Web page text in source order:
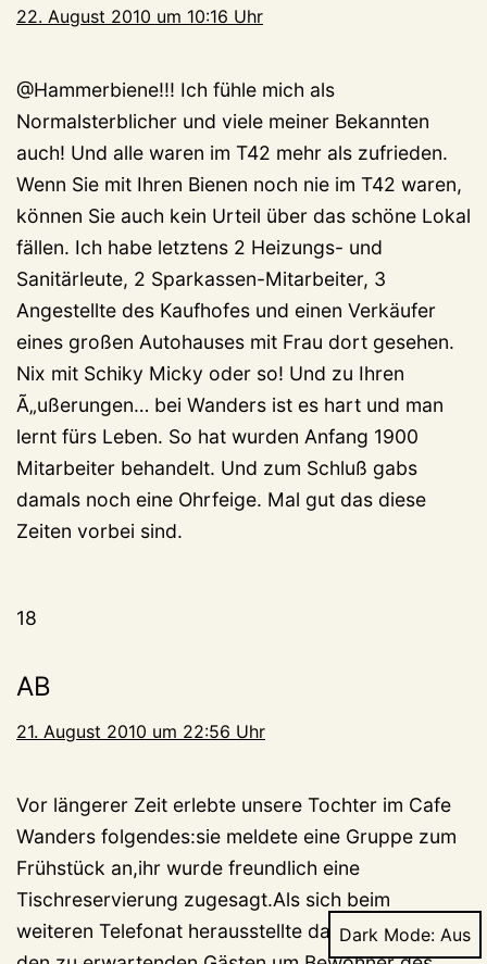
22. August 2010 um 10:16 Uhr
@Hammerbiene!!! Ich fühle mich als
Normalsterblicher und viele meiner Bekannten
auch! Und alle waren im T42 mehr als zufrieden.
Wenn Sie mit Ihren Bienen noch nie im T42 waren,
können Sie auch kein Urteil über das schöne Lokal
fällen. Ich habe letztens 2 Heizungs- und
Sanitärleute, 2 Sparkassen-Mitarbeiter, 3
Angestellte des Kaufhofes und einen Verkäufer
eines großen Autohauses mit Frau dort gesehen.
Nix mit Schiky Micky oder so! Und zu Ihren
Ã„ußerungen… bei Wanders ist es hart und man
lernt fürs Leben. So hat wurden Anfang 1900
Mitarbeiter behandelt. Und zum Schluß gabs
damals noch eine Ohrfeige. Mal gut das diese
Zeiten vorbei sind.
18
AB
21. August 2010 um 22:56 Uhr
Vor längerer Zeit erlebte unsere Tochter im Cafe
Wanders folgendes:sie meldete eine Gruppe zum
Frühstück an,ihr wurde freundlich eine
Tischreservierung zugesagt.Als sich beim
weiteren Telefonat herausstellte daß es sich bei
Dark Mode: